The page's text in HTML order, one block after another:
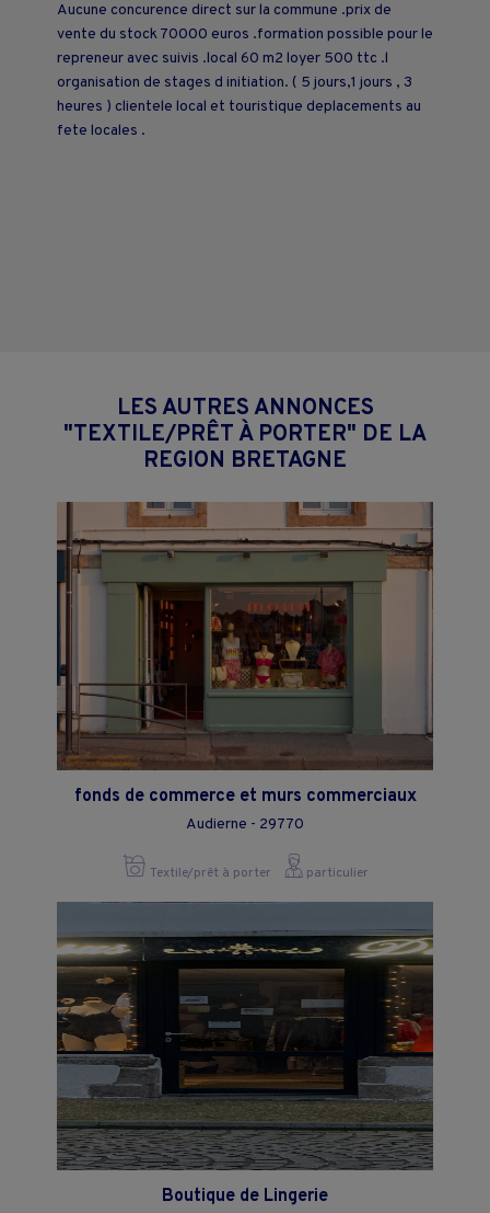
Aucune concurence direct sur la commune .prix de
vente du stock 70000 euros .formation possible pour le
repreneur avec suivis .local 60 m2 loyer 500 ttc .l
organisation de stages d initiation. ( 5 jours,1 jours , 3
heures ) clientele local et touristique deplacements au
fete locales .
LES AUTRES ANNONCES
"TEXTILE/PRÊT À PORTER" DE LA
REGION BRETAGNE
fonds de commerce et murs commerciaux
Audierne - 29770
Textile/prêt à porter particulier
Boutique de Lingerie